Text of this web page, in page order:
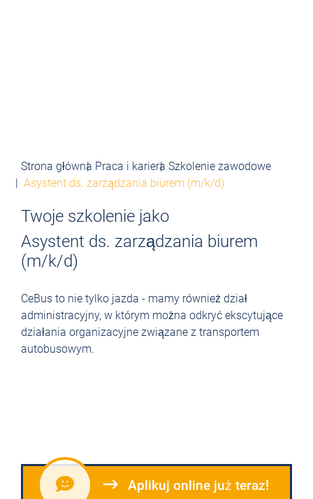
Strona główna Praca i kariera Szkolenie zawodowe
Asystent ds. zarządzania biurem (m/k/d)
Twoje szkolenie jako
Asystent ds. zarządzania biurem
(m/k/d)
CeBus to nie tylko jazda - mamy również dział
administracyjny, w którym można odkryć ekscytujące
działania organizacyjne związane z transportem
autobusowym.
Aplikuj online już teraz!